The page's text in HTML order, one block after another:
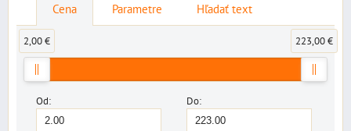
Cena Parametre Hľadať text
Od: Do:
2,00 € 223,00 €